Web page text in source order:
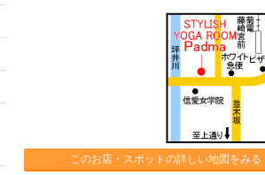
このお店・スポットの詳しい地図をみる